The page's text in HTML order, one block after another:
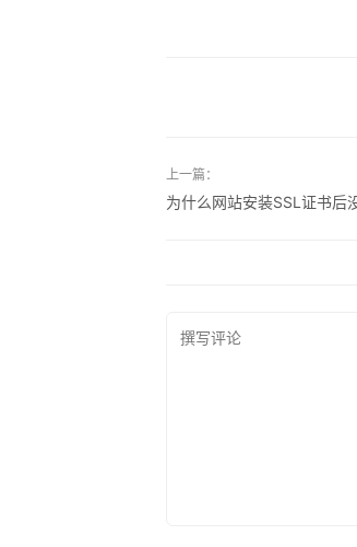
上一篇：
为什么网站安装SSL证书后